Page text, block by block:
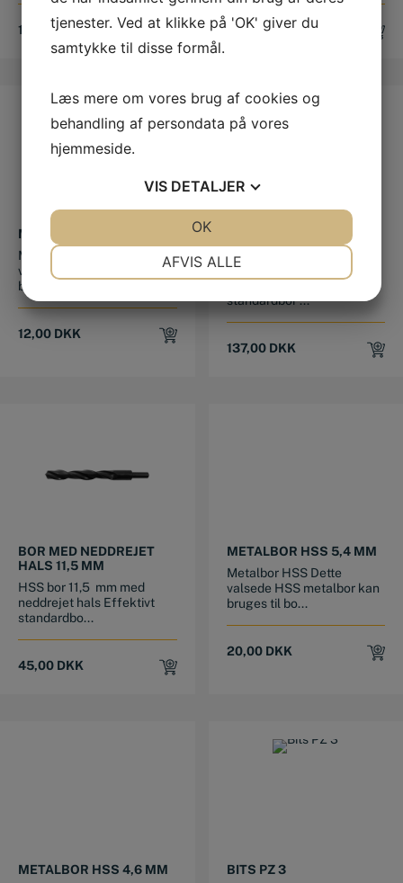
12,00DKK 20,00DKK
METALBOR HSS 2,2 MM
Metalbor HSS Dette
valsede HSS metalbor kan
bruges til bo...
12,00 DKK
BOR MED NEDDREJET
HALS 18 MM
HSS bor 18,0 mm med
standardbor ...
137,00 DKK
BOR MED NEDDREJET
HALS 11,5 MM
HSS bor 11,5 mm med
neddrejet hals Effektivt
standardbo...
45,00 DKK
METALBOR HSS 5,4 MM
Metalbor HSS Dette
valsede HSS metalbor kan
bruges til bo...
20,00 DKK
METALBOR HSS 4,6 MM
BITS PZ 3
tjenester. Ved at klikke på 'OK' giver du
samtykke til disse formål.
Læs mere om vores brug af cookies og
behandling af persondata på vores
hjemmeside.
VIS DETALJER
AFVIS ALLE
OK